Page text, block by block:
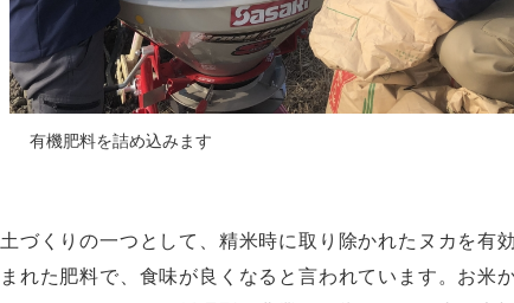
有機肥料を詰め込みます
土づくりの一つとして、精米時に取り除かれたヌカを有
まれた肥料で、食味が良くなると言われています。お米